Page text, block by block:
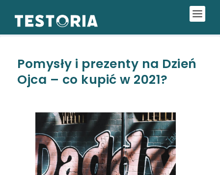
Pomysły i prezenty na Dzień
Ojca – co kupić w 2021?